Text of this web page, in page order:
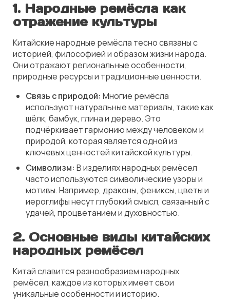
1. Народные ремёсла как
отражение культуры
Китайские народные ремёсла тесно связаны с
историей, философией и образом жизни народа.
Они отражают региональные особенности,
природные ресурсы и традиционные ценности.
Связь с природой: Многие ремёсла
используют натуральные материалы, такие как
шёлк, бамбук, глина и дерево. Это
подчёркивает гармонию между человеком и
природой, которая является одной из
ключевых ценностей китайской культуры.
Символизм: В изделиях народных ремёсел
часто используются символические узоры и
мотивы. Например, драконы, фениксы, цветы и
иероглифы несут глубокий смысл, связанный с
удачей, процветанием и духовностью.
2. Основные виды китайских
народных ремёсел
Китай славится разнообразием народных
ремёсел, каждое из которых имеет свои
уникальные особенности и историю.